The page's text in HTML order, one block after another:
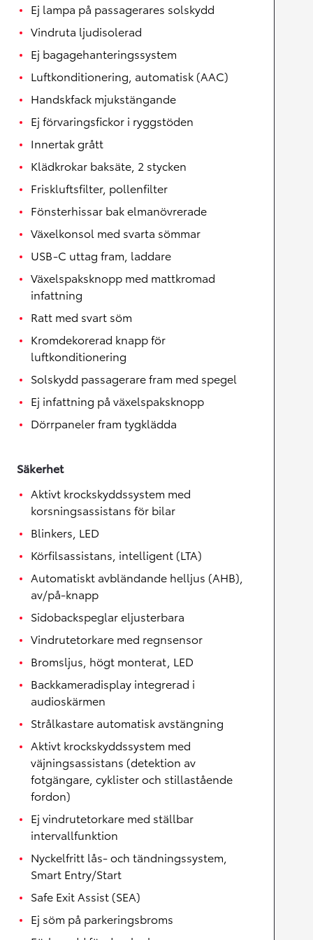
Ej lampa på passagerares solskydd
Vindruta ljudisolerad
Ej bagagehanteringssystem
Luftkonditionering, automatisk (AAC)
Handskfack mjukstängande
Ej förvaringsfickor i ryggstöden
Innertak grått
Klädkrokar baksäte, 2 stycken
Friskluftsfilter, pollenfilter
Fönsterhissar bak elmanövrerade
Växelkonsol med svarta sömmar
USB-C uttag fram, laddare
Växelspaksknopp med mattkromad
infattning
Ratt med svart söm
Kromdekorerad knapp för
luftkonditionering
Solskydd passagerare fram med spegel
Ej infattning på växelspaksknopp
Dörrpaneler fram tygklädda
Säkerhet
Aktivt krockskyddssystem med
korsningsassistans för bilar
Blinkers, LED
Körfilsassistans, intelligent (LTA)
Automatiskt avbländande helljus (AHB),
av/på-knapp
Sidobackspeglar eljusterbara
Vindrutetorkare med regnsensor
Bromsljus, högt monterat, LED
Backkameradisplay integrerad i
audioskärmen
Strålkastare automatisk avstängning
Aktivt krockskyddssystem med
väjningsassistans (detektion av
fotgängare, cyklister och stillastående
fordon)
Ej vindrutetorkare med ställbar
intervallfunktion
Nyckelfritt lås- och tändningssystem,
Smart Entry/Start
Safe Exit Assist (SEA)
Ej söm på parkeringsbroms